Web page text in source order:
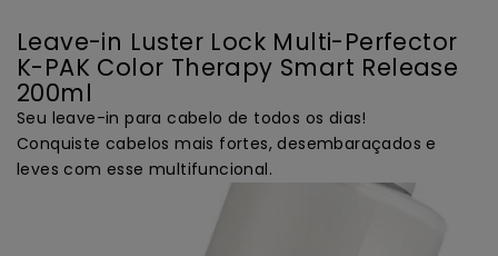
Leave-in Luster Lock Multi-Perfector
K-PAK Color Therapy Smart Release
200ml
Seu leave-in para cabelo de todos os dias!
Conquiste cabelos mais fortes, desembaraçados e
leves com esse multifuncional.